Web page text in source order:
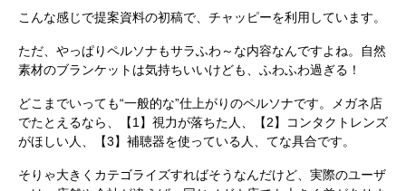
こんな感じで提案資料の初稿で、チャッピーを利用しています。
ただ、やっぱりペルソナもサラふわ～な内容なんですよね。自然
素材のブランケットは気持ちいいけども、ふわふわ過ぎる！
どこまでいっても“一般的な”仕上がりのペルソナです。メガネ店
でたとえるなら、【1】視力が落ちた人、【2】コンタクトレンズ
がほしい人、【3】補聴器を使っている人、てな具合です。
そりゃ大きくカテゴライズすればそうなんだけど、実際のユーザ